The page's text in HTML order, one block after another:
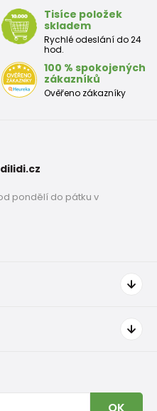
Tisíce položek
skladem
Rychlé odeslání do 24
hod.
100 % spokojených
zákazníků
Ověřeno zákazníky
pondělí do pátku v